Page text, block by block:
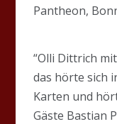
Pantheon,
“Olli Dittrich
das hörte sich
Karten und
Gäste Bastian